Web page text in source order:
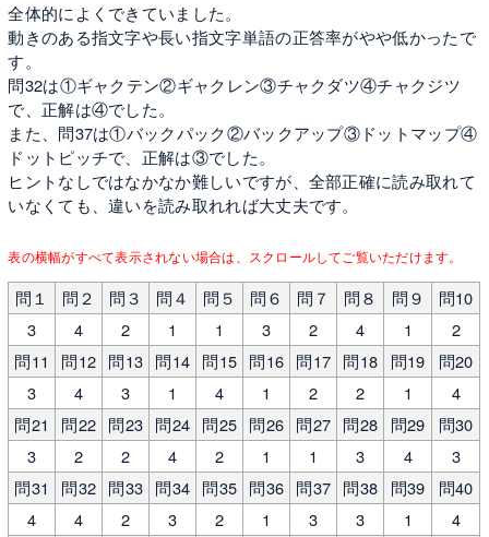
全体的によくできていました。
動きのある指文字や長い指文字単語の正答率がやや低かったで
す。
問32は①ギャクテン②ギャクレン③チャクダツ④チャクジツ
で、正解は④でした。
また、問37は①バックパック②バックアップ③ドットマップ④
ドットピッチで、正解は③でした。
ヒントなしではなかなか難しいですが、全部正確に読み取れて
いなくても、違いを読み取れれば大丈夫です。
表の横幅がすべて表示されない場合は、スクロールしてご覧いただけます。
問１ 問２ 問３ 問４ 問５ 問６ 問７ 問８ 問９
問10
3
4 2 1 1 3 2 4 1
2
問11
問12 問13 問14 問15 問16 問17 問18 問19
問20
3
4 3 1 4 1 2 2 1
4
問21
問22 問23 問24 問25 問26 問27 問28 問29
問30
3
2 2 4 2 1 1 3 4
3
問31
問32 問33 問34 問35 問36 問37 問38 問39
問40
4
4 2 3 2 1 3 3 1 4